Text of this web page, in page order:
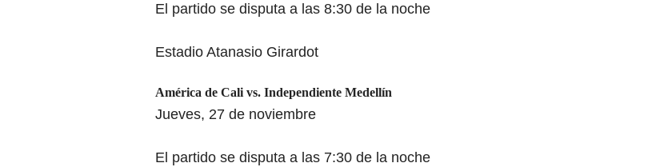
El partido se disputa a las 8:30 de la noche
Estadio Atanasio Girardot
América de Cali vs. Independiente Medellín
Jueves, 27 de noviembre
El partido se disputa a las 7:30 de la noche